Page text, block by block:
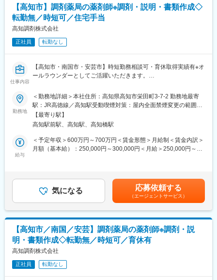
＼IQVIAでMRとして働く魅力／
（１）充実の待遇：同業他社の中でも平均給与の高さや非課税の
日当の支給の他、退職金や団体保険制度、単身赴任手当や月1回の
帰省交通費の支給など福利厚生が充実しており、長期就業される
社員が多いのも特徴です。
公募制度も充実しておりますので、IQVIAが展開している他の事業
部への異動も可能です。
事担当者などの管理部門など
（３）手厚い研修体制でスキルアップができます：製品研修、ス
キル研修、学術研修と、国内最大手だからこそ仕事に必要な知識
やスキルをしっかりと身に付けられる研修制度があります。MRと
してのスキルのみならず、データ分析、マーケティングなど多角
的にヘルスケアのプロフェッショナル人材を育成する研修制度を
整備しています。
プロモーションに携わり、市場を流通するほぼすべての医薬品に
関与しています
・日本においても業界トップシェアを誇り、常時100以上のPJが
変更の範囲：会社の定める業務
【高知市】調剤薬局の薬剤師※調剤・説明・書類作成◇
転勤無／時短可／住宅手当
高知調剤株式会社
正社員 転勤なし
仕事内容
【高知市・南国市・安芸市】時短勤務相談可・育休取得実績有※オ
ールラウンダーとしてご活躍いただきます。
■担当業務：
高知県にて処方せん調剤薬局・一般用医薬品販売・居宅介護支援
事業を行う当社にて保険調剤薬局業務全般を薬剤師として担当い
ただきます。
■具体的には
顧客へのご案内・調剤説明
【変更の範囲：会社の定める業務】
支店により薬剤師・医療事務合計10名の店舗での配属予定もあり
ます。
■当社の特徴
高知県内を代表を中心に13店舗開設し、医療サービスを薬局事業
を通して提供しております。
地域住民の皆様とのつながりを大切にする高知家「健康づくり支
勤務地
＜勤務地詳細＞本社住所：高知県高知市栄田町3-7-2 勤務地最寄
駅：JR高徳線／高知駅受動喫煙対策：屋内全面禁煙変更の範囲：
本文参照
【最寄り駅】
高知駅前駅、高知駅、高知橋駅
給与
＜予定年収＞600万円～700万円＜賃金形態＞月給制＜賃金内訳＞
月額（基本給）：250,000円～300,000円＜月給＞250,000円～
気になる 応募依頼する
（エージェントサービス）
【高知市／南国／安芸】調剤薬局の薬剤師※調剤・説
明・書類作成◇転勤無／時短可／育休有
高知調剤株式会社
正社員 転勤なし